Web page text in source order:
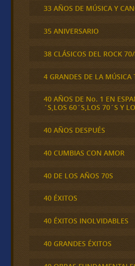
33 AÑOS DE MÚSICA Y
35 ANIVERSARIO
38 CLÁSICOS DEL ROCK
4 GRANDES DE LA MÚSICA
40 AÑOS DE No. 1 EN
´S,LOS 60´S,LOS 70´S Y
40 AÑOS DESPUÉS
40 CUMBIAS CON AMOR
40 DE LOS AÑOS 70S
40 ÉXITOS
40 ÉXITOS INOLVIDABLES
40 GRANDES ÉXITOS